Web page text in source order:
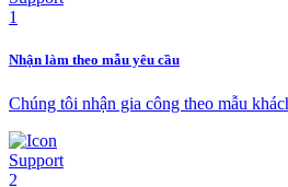
Nhận làm theo mẫu yêu cầu
Chúng tôi nhận gia công theo mẫu